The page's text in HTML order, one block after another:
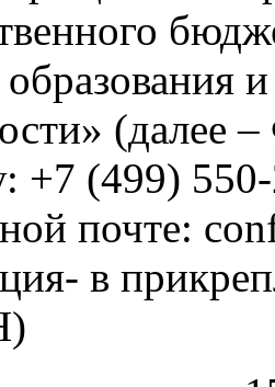
образования
(далее
+7 (499)
почте:
в